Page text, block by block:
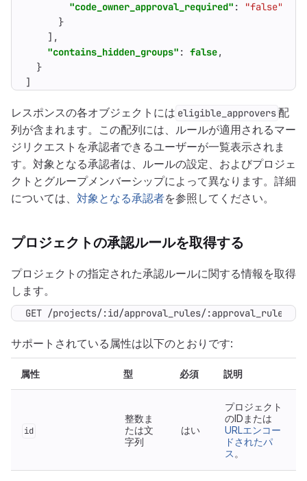
"code_owner_approval_required" :
"false"
}
],
"contains_hidden_groups" : false,
}
]
レスポンスの各オブジェクトには eligible_approvers配
列が含まれます。この配列には、ルールが適用されるマー
ジリクエストを承認者できるユーザーが一覧表示されま
す。対象となる承認者は、ルールの設定、およびプロジェ
クトとグループメンバーシップによって異なります。詳細
については、 対象となる承認者を参照してください。
プロジェクトの承認ルールを取得する
プロジェクトの指定された承認ルールに関する情報を取得
します。
GET /projects/:id/approval_rules/:approval_rule_id
サポートされている属性は以下のとおりです:
属性 型 必須 説明
id
整数ま
たは文
字列
はい
プロジェクト
のIDまたは
URLエンコー
ドされたパ
ス 。